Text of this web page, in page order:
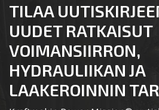
TILAA
UUDET RATKAISUT
VOIMANSIIRRON,
HYDRAULIIKAN JA
LAAKEROINNIN